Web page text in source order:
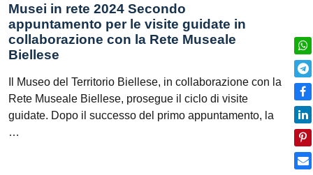
Musei in rete 2024 Secondo
appuntamento per le visite guidate in
collaborazione con la Rete Museale
Biellese
Il Museo del Territorio Biellese, in collaborazione con la
Rete Museale Biellese, prosegue il ciclo di visite
guidate. Dopo il successo del primo appuntamento, la
…